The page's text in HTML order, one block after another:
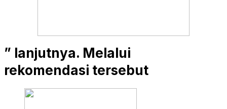
” lanjutnya. Melalui
rekomendasi tersebut